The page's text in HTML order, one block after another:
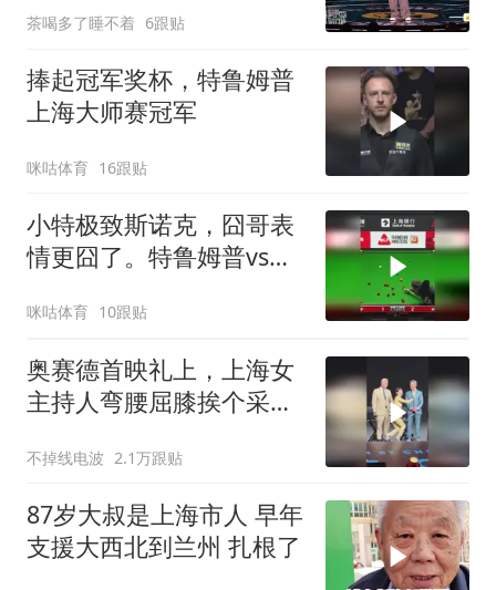
茶喝多了睡不着 6跟贴
捧起冠军奖杯，特鲁姆普
上海大师赛冠军
咪咕体育 16跟贴
小特极致斯诺克，囧哥表
情更囧了。特鲁姆普vs威
咪咕体育 10跟贴
奥赛德首映礼上，上海女
主持人弯腰屈膝挨个采访
不掉线电波 2.1万跟贴
87岁大叔是上海市人 早年
支援大西北到兰州 扎根了